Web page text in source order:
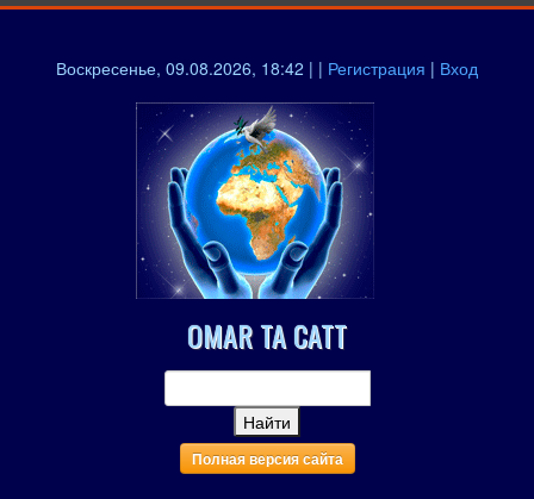
Воскресенье, 09.08.2026, 18:42 | | Регистрация | Вход
OMAR TA CATT
Полная версия сайта